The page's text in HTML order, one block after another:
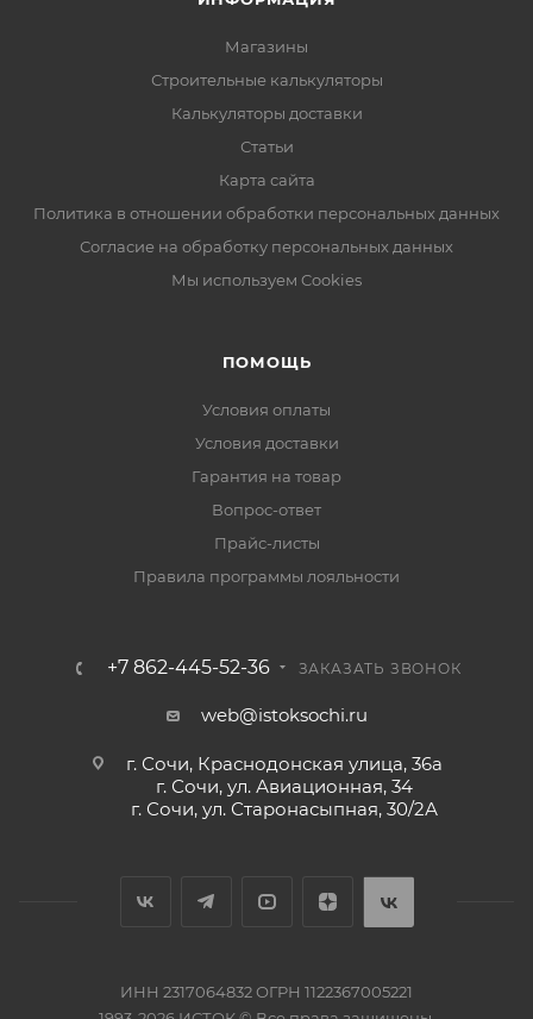
Магазины
Строительные калькуляторы
Калькуляторы доставки
Статьи
Карта сайта
Политика в отношении обработки персональных данных
Согласие на обработку персональных данных
Мы используем Cookies
ПОМОЩЬ
Условия оплаты
Условия доставки
Гарантия на товар
Вопрос-ответ
Прайс-листы
Правила программы лояльности
+7 862-445-52-36 ЗАКАЗАТЬ ЗВОНОК
web@istoksochi.ru
г. Сочи, Краснодонская улица, 36а
г. Сочи, ул. Авиационная, 34
г. Сочи, ул. Старонасыпная, 30/2А
ИНН 2317064832 ОГРН 1122367005221